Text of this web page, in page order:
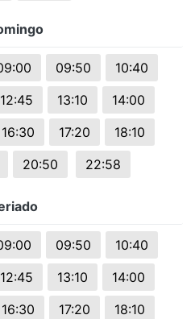
09:50
10:40
12:45 13:10
14:00
16:30 17:20
18:10
20:50 22:58
09:50
10:40
12:45 13:10
14:00
16:30 17:20
18:10